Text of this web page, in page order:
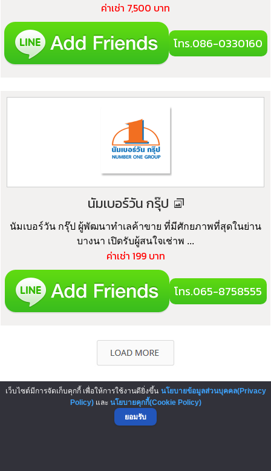
ค่าเช่า 7,500 บาท
โทร.086-0330160
นัมเบอร์วัน กรุ๊ป
นัมเบอร์วัน กรุ๊ป ผู้พัฒนาทำเลค้าขาย ที่มีศักยภาพที่สุดในย่าน
บางนา เปิดรับผู้สนใจเช่าพ ...
ค่าเช่า 199 บาท
โทร.065-8758555
▲ GO TO TOP
เว็บไซต์มีการจัดเก็บคุกกี้ เพื่อให้การใช้งานดียิ่งขึ้น นโยบายข้อมูลส่วนบุคคล(Privacy
Policy)และ นโยบายคุกกี้(Cookie Policy)
ยอมรับ